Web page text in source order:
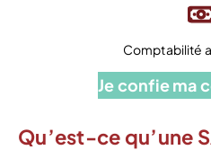
Comptabilité
Je confie ma
Qu’est-ce qu’une